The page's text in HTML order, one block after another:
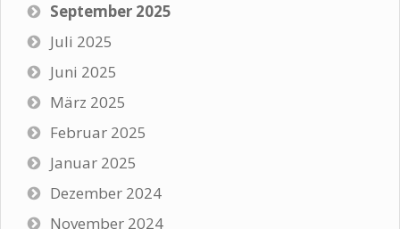
September 2025
Juli 2025
Juni 2025
März 2025
Februar 2025
Januar 2025
Dezember 2024
November 2024